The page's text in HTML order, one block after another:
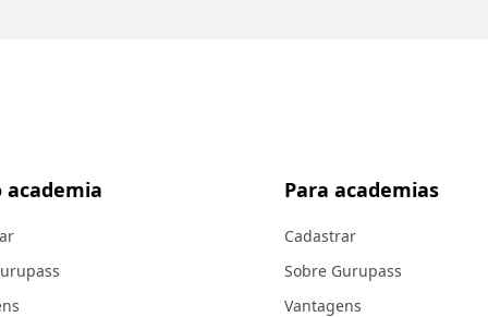
academia Para academias
Cadastrar
Sobre Gurupass
Vantagens